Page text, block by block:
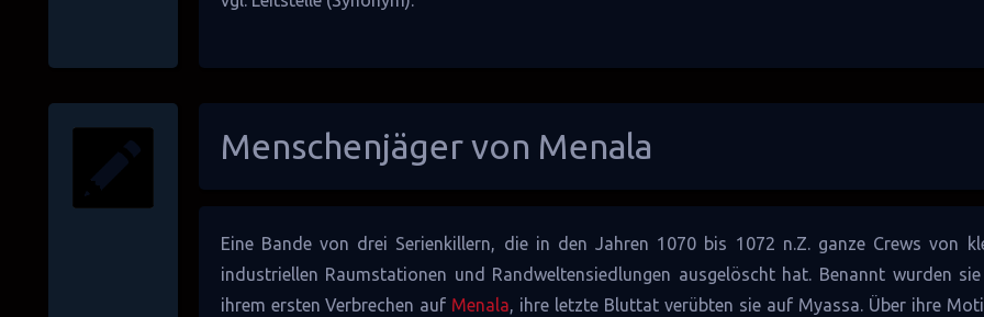
Menschenjäger von Menala
Eine Bande von drei Serienkillern, die in den Jahren 1070 bis 1072 n.Z.ganze Crews von
industriellen Raumstationen und Randweltensiedlungen ausgelöscht hat. Benannt wurden
ihrem ersten Verbrechen auf Menala, ihre letzte Bluttat verübten sie auf Myassa. Über ihre